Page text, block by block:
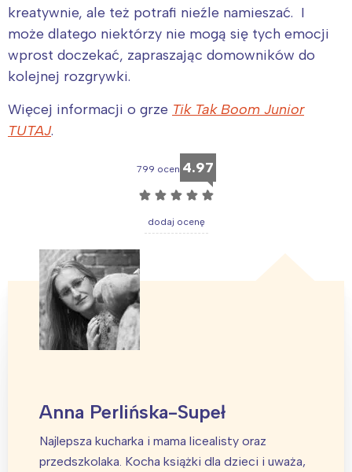
kreatywnie, ale też potrafi nieźle namieszać. I
może dlatego niektórzy nie mogą się tych emocji
wprost doczekać, zapraszając domowników do
kolejnej rozgrywki.
Więcej informacji o grze Tik Tak Boom Junior
TUTAJ.
799 ocen 4.97
☆ ☆ ☆ ☆ ☆
dodaj ocenę
Anna Perlińska-Supeł
Najlepsza kucharka i mama licealisty oraz
przedszkolaka. Kocha książki dla dzieci i uważa,